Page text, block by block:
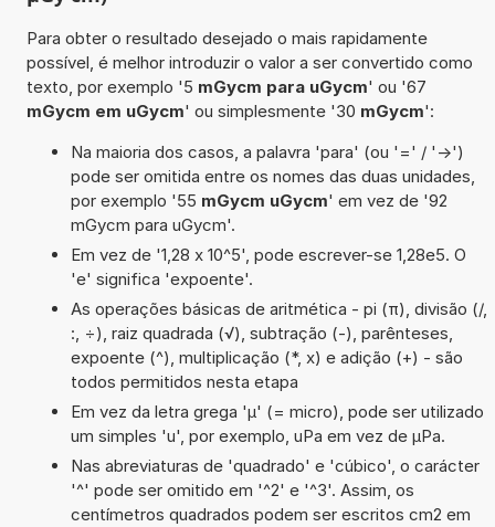
Para obter o resultado desejado o mais rapidamente
possível, é melhor introduzir o valor a ser convertido como
texto, por exemplo '5 mGycm para uGycm' ou '67
mGycm em uGycm' ou simplesmente '30 mGycm':
Na maioria dos casos, a palavra 'para' (ou '=' / '->')
pode ser omitida entre os nomes das duas unidades,
por exemplo '55 mGycm uGycm' em vez de '92
mGycm para uGycm'.
Em vez de '1,28 x 10^5', pode escrever-se 1,28e5. O
'e' significa 'expoente'.
As operações básicas de aritmética - pi (π), divisão (/,
:, ÷), raiz quadrada (√), subtração (-), parênteses,
expoente (^), multiplicação (*, x) e adição (+) - são
todos permitidos nesta etapa
Em vez da letra grega 'µ' (= micro), pode ser utilizado
um simples 'u', por exemplo, uPa em vez de µPa.
Nas abreviaturas de 'quadrado' e 'cúbico', o carácter
'^' pode ser omitido em '^2' e '^3'. Assim, os
centímetros quadrados podem ser escritos cm2 em